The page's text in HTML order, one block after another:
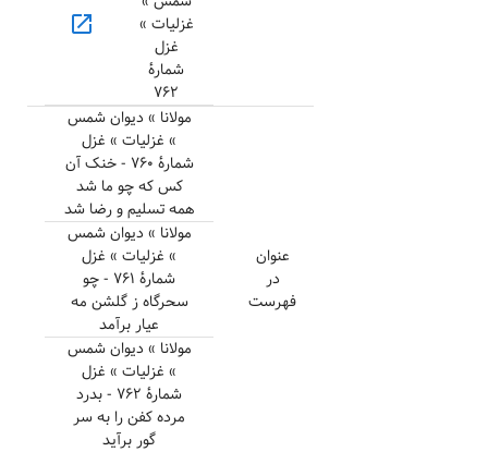
غزلیات »
غزل
شمارهٔ
۷۶۲
open_in_new
عنوان
در
فهرست
مولانا » دیوان شمس
» غزلیات » غزل
شمارهٔ ۷۶۰ - خنک آن
کس که چو ما شد
همه تسلیم و رضا شد
مولانا » دیوان شمس
» غزلیات » غزل
شمارهٔ ۷۶۱ - چو
سحرگاه ز گلشن مه
عیار برآمد
مولانا » دیوان شمس
» غزلیات » غزل
شمارهٔ ۷۶۲ - بدرد
مرده کفن را به سر
گور برآید